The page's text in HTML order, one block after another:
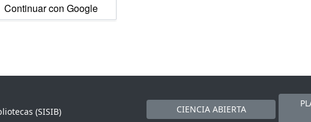
Continuar con Google
(SISIB)
CIENCIA ABIERTA